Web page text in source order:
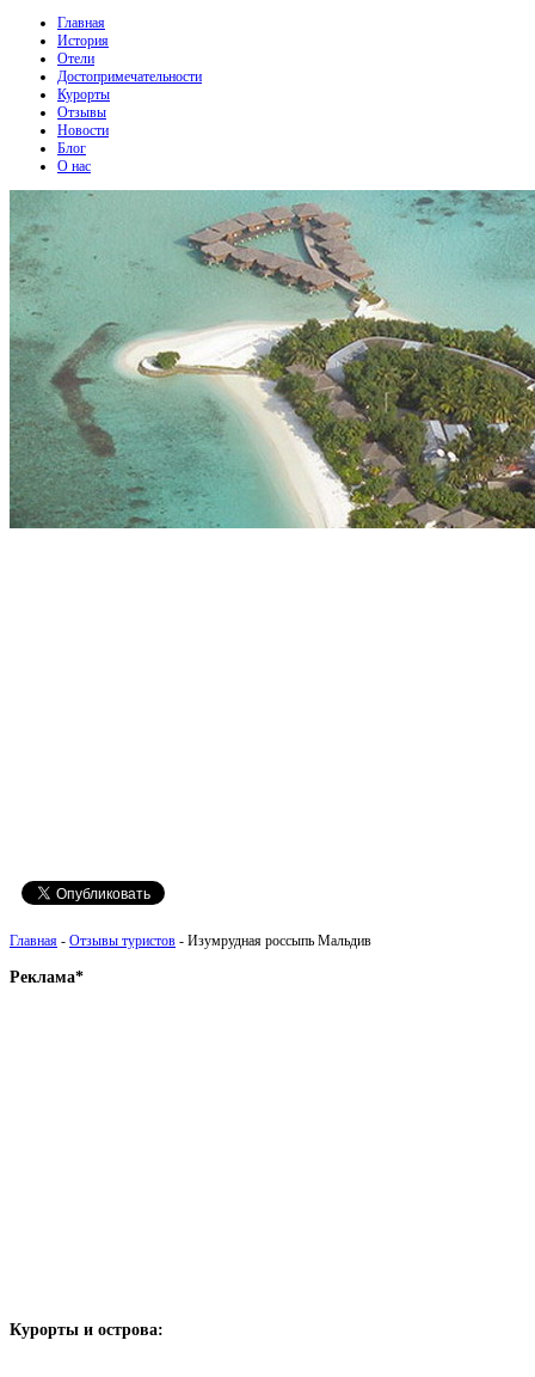
Главная
История
Отели
Достопримечательности
Курорты
Отзывы
Новости
Блог
О нас
Главная - Отзывы туристов - Изумрудная россыпь Мальдив
Реклама*
Курорты и острова: